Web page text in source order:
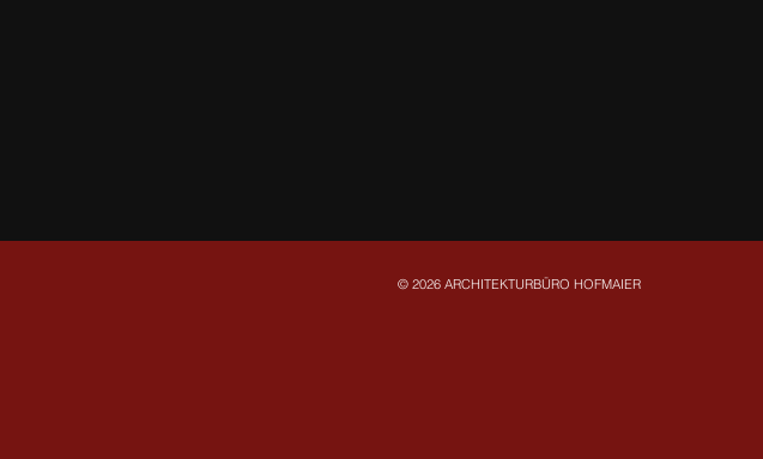
© 2026 ARCHITEKTURBÜRO HOFMAIER